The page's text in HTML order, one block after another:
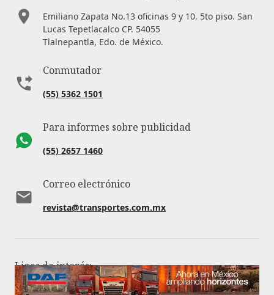
Emiliano Zapata No.13 oficinas 9 y 10. 5to piso. San
Lucas Tepetlacalco CP. 54055
Tlalnepantla, Edo. de México.
Conmutador
(55) 5362 1501
Para informes sobre publicidad
(55) 2657 1460
Correo electrónico
revista@transportes.com.mx
Ligas de interés:
Aviso de privacidad